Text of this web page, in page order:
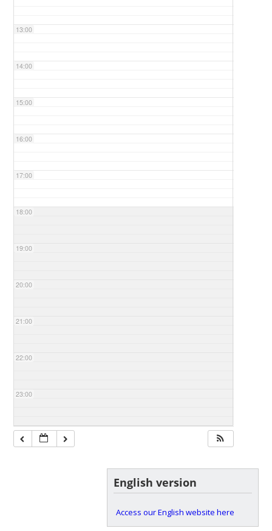
13:00
14:00
15:00
16:00
17:00
18:00
19:00
20:00
21:00
22:00
23:00
English version
Access our English website here